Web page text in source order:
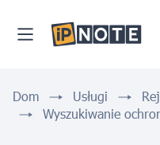
Dom Usługi
Wyszukiwanie